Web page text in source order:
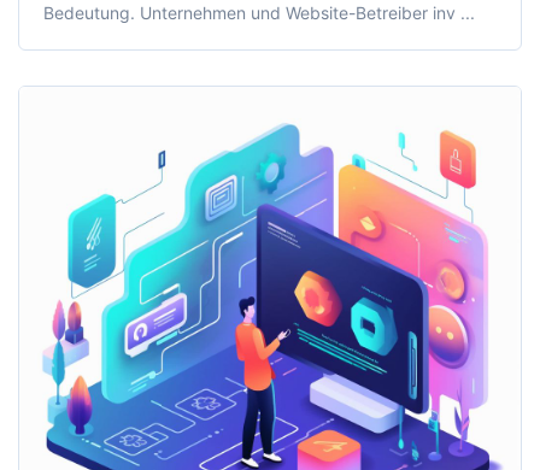
Bedeutung. Unternehmen und Website-Betreiber inv ...